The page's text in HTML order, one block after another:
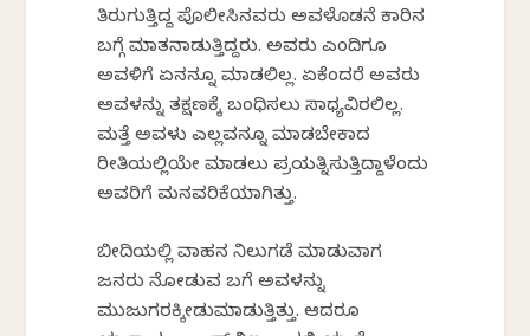
ತಿರುಗುತ್ತಿದ್ದ ಪೊಲೀಸಿನವರು ಅವಳೊಡನೆ ಕಾರಿನ
ಬಗ್ಗೆ ಮಾತನಾಡುತ್ತಿದ್ದರು. ಅವರು ಎಂದಿಗೂ
ಅವಳಿಗೆ ಏನನ್ನೂ ಮಾಡಲಿಲ್ಲ. ಏಕೆಂದರೆ ಅವರು
ಅವಳನ್ನು ತಕ್ಷಣಕ್ಕೆ ಬಂಧಿಸಲು ಸಾಧ್ಯವಿರಲಿಲ್ಲ.
ಮತ್ತೆ ಅವಳು ಎಲ್ಲವನ್ನೂ ಮಾಡಬೇಕಾದ
ರೀತಿಯಲ್ಲಿಯೇ ಮಾಡಲು ಪ್ರಯತ್ನಿಸುತ್ತಿದ್ದಾಳೆಂದು
ಅವರಿಗೆ ಮನವರಿಕೆಯಾಗಿತ್ತು.
ಬೀದಿಯಲ್ಲಿ ವಾಹನ ನಿಲುಗಡೆ ಮಾಡುವಾಗ
ಜನರು ನೋಡುವ ಬಗೆ ಅವಳನ್ನು
ಮುಜುಗರಕ್ಕೀಡುಮಾಡುತ್ತಿತ್ತು. ಆದರೂ